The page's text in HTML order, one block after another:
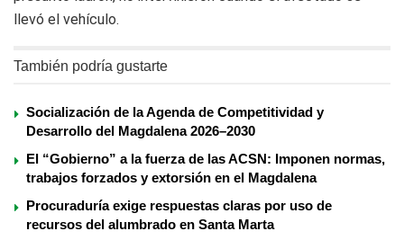
llevó el vehículo.
También podría gustarte
Socialización de la Agenda de Competitividad y
Desarrollo del Magdalena 2026–2030
El “Gobierno” a la fuerza de las ACSN: Imponen normas,
trabajos forzados y extorsión en el Magdalena
Procuraduría exige respuestas claras por uso de
recursos del alumbrado en Santa Marta